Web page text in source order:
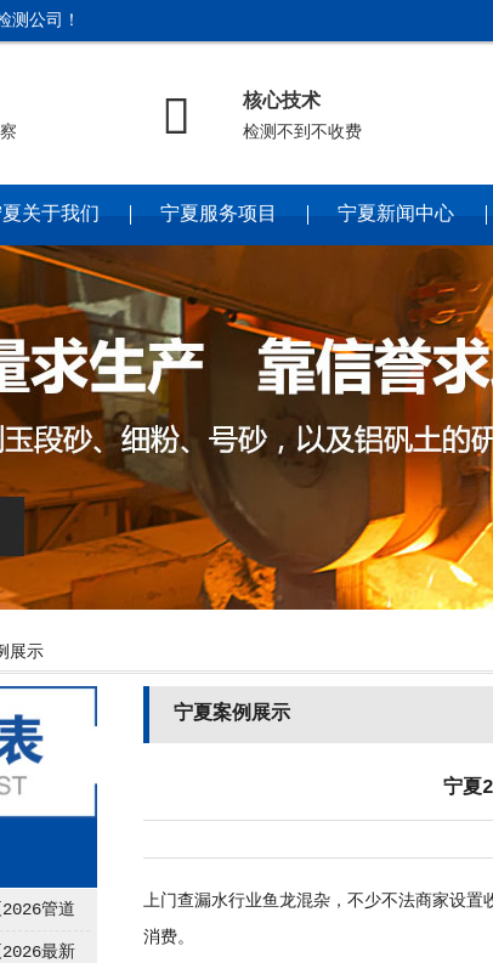
测公司！
 核心技术
检测不到不收费
关于我们 宁夏服务项目 宁夏新闻中心
展示
管道
格表，按
最新
宁夏案例展示
宁夏
上门查漏水行业鱼龙混杂，不少不法商家设
消费。